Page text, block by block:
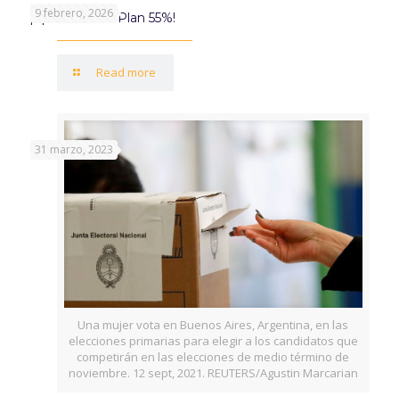
9 febrero, 2026
¡Aprovechá el Plan 55%!
Read more
Una mujer vota en Buenos Aires, Argentina, en las
elecciones primarias para elegir a los candidatos que
competirán en las elecciones de medio término de
noviembre. 12 sept, 2021. REUTERS/Agustin Marcarian
31 marzo, 2023